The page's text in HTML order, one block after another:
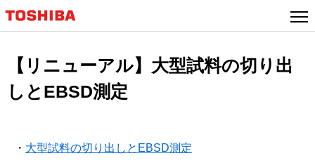
【リニューアル】大型試料の切り出
しとEBSD測定
・ 大型試料の切り出しとEBSD測定